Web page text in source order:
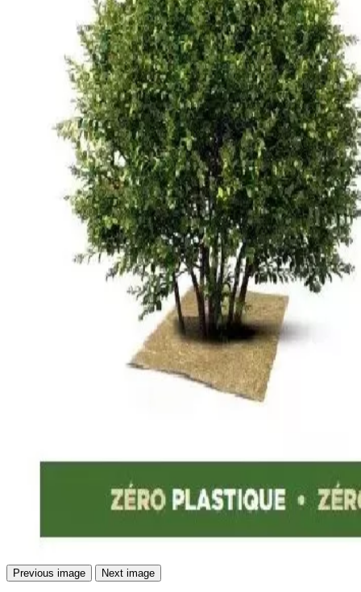
Previous image Next image